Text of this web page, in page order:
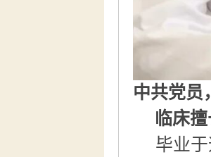
中共党员
临床
毕业